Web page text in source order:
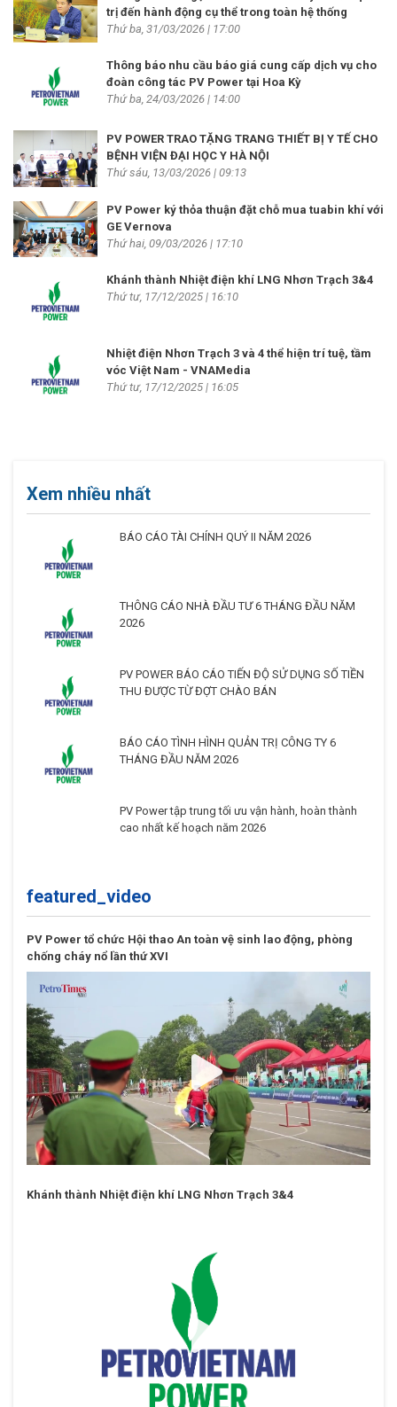
trị đến hành động cụ thể trong toàn hệ thống
Thứ ba, 31/03/2026 | 17:00
Thông báo nhu cầu báo giá cung cấp dịch vụ cho
đoàn công tác PV Power tại Hoa Kỳ
Thứ ba, 24/03/2026 | 14:00
PV POWER TRAO TẶNG TRANG THIẾT BỊ Y TẾ CHO
BỆNH VIỆN ĐẠI HỌC Y HÀ NỘI
Thứ sáu, 13/03/2026 | 09:13
PV Power ký thỏa thuận đặt chỗ mua tuabin khí với
GE Vernova
Thứ hai, 09/03/2026 | 17:10
Khánh thành Nhiệt điện khí LNG Nhơn Trạch 3&4
Thứ tư, 17/12/2025 | 16:10
Nhiệt điện Nhơn Trạch 3 và 4 thể hiện trí tuệ, tầm
vóc Việt Nam - VNAMedia
Thứ tư, 17/12/2025 | 16:05
Xem nhiều nhất
BÁO CÁO TÀI CHÍNH QUÝ II NĂM 2026
THÔNG CÁO NHÀ ĐẦU TƯ 6 THÁNG ĐẦU NĂM
2026
PV POWER BÁO CÁO TIẾN ĐỘ SỬ DỤNG SỐ TIỀN
THU ĐƯỢC TỪ ĐỢT CHÀO BÁN
BÁO CÁO TÌNH HÌNH QUẢN TRỊ CÔNG TY 6
THÁNG ĐẦU NĂM 2026
PV Power tập trung tối ưu vận hành, hoàn thành
cao nhất kế hoạch năm 2026
featured_video
PV Power tổ chức Hội thao An toàn vệ sinh lao động, phòng
chống cháy nổ lần thứ XVI